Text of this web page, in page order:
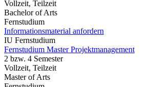
Vollzeit, Teilzeit
Bachelor of Arts
Fernstudium
Informationsmaterial anfordern
IU Fernstudium
Fernstudium Master Projektmanagement
2 bzw. 4 Semester
Vollzeit, Teilzeit
Master of Arts